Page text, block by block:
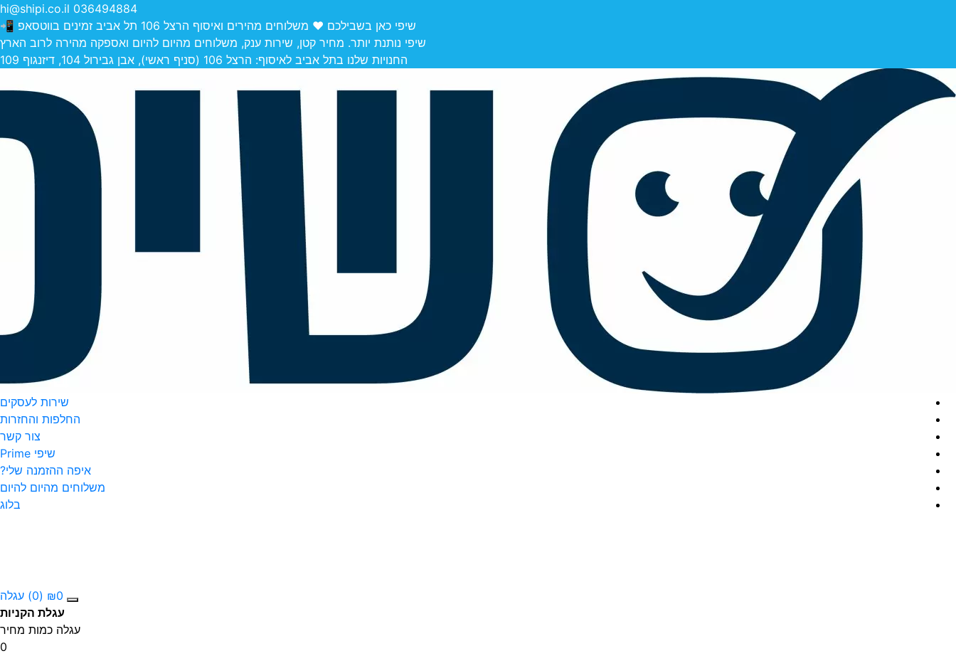
036494884
hi@shipi.co.il
שיפי כאן בשבילכם ❤️ משלוחים מהירים ואיסוף הרצל 106 תל אביב זמינים בווטסאפ 📲
שיפי נותנת יותר. מחיר קטן, שירות ענק, משלוחים מהיום להיום ואספקה מהירה לרוב הארץ
החנויות שלנו בתל אביב לאיסוף: הרצל 106 (סניף ראשי), אבן גבירול 104, דיזנגוף 109
שירות לעסקים
החלפות והחזרות
צור קשר
שיפי Prime
איפה ההזמנה שלי?
משלוחים מהיום להיום
בלוג
₪0
(0)
עגלה
עגלת הקניות
עגלה כמות מחיר
0